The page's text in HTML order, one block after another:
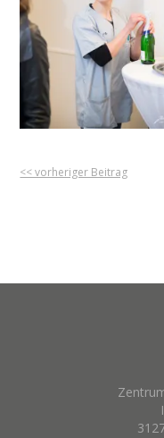
<< vorheriger Beitrag